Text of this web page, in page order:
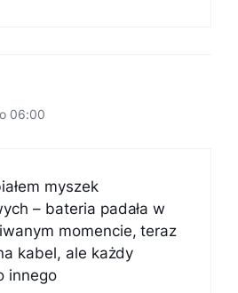
06:00
myszek
– bateria padała w
momencie, teraz
kabel, ale każdy
innego